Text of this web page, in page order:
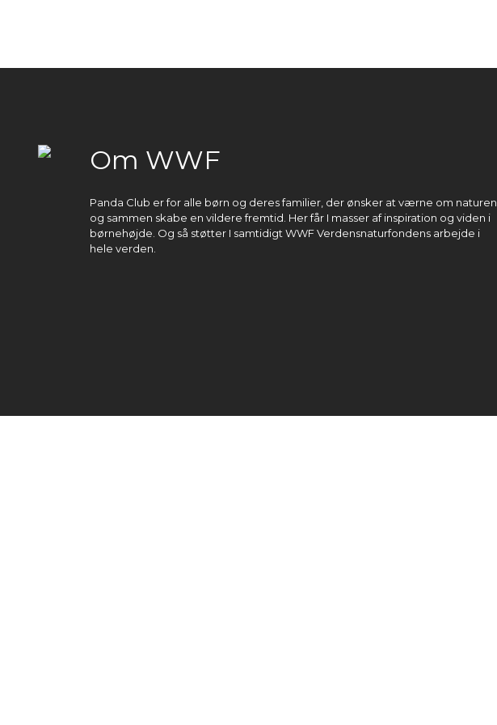
Om WWF
Panda Club er for alle børn og deres familier, der ønsker at værne om naturen
og sammen skabe en vildere fremtid. Her får I masser af inspiration og viden i
børnehøjde. Og så støtter I samtidigt WWF Verdensnaturfondens arbejde i
hele verden.